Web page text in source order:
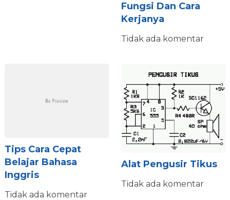
Fungsi Dan Cara
Kerjanya
Tidak ada komentar
Tips Cara Cepat
Belajar Bahasa
Inggris
Tidak ada komentar
Alat Pengusir Tikus
Tidak ada komentar